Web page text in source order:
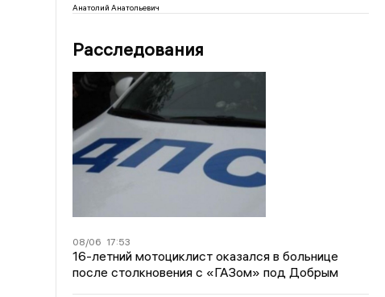
Анатолий Анатольевич
Расследования
08/06 17:53
16-летний мотоциклист оказался в больнице
после столкновения с «ГАЗом» под Добрым